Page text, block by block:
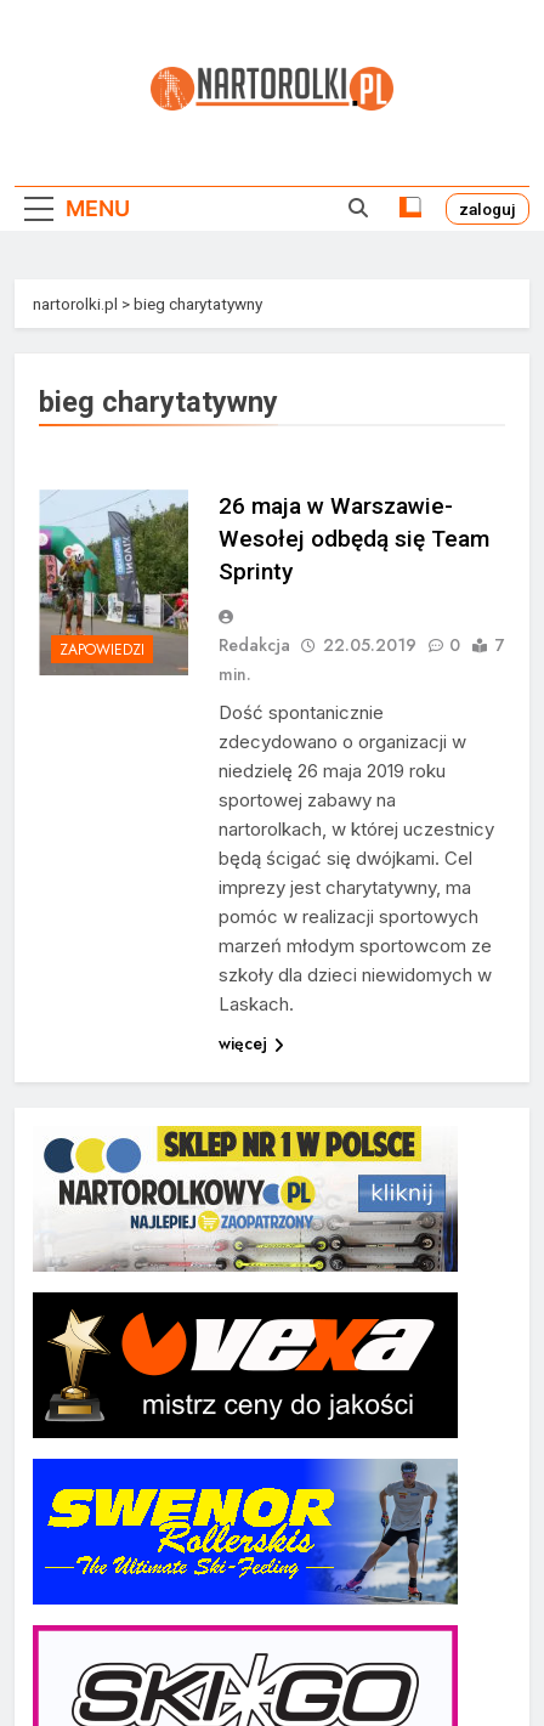
MENU zaloguj
nartorolki.pl >bieg charytatywny
bieg charytatywny
ZAPOWIEDZI
26 maja w Warszawie-
Wesołej odbędą się Team
Sprinty
Redakcja 22.05.2019 0
7
min.
Dość spontanicznie
zdecydowano o organizacji w
niedzielę 26 maja 2019 roku
sportowej zabawy na
nartorolkach, w której uczestnicy
będą ścigać się dwójkami. Cel
imprezy jest charytatywny, ma
pomóc w realizacji sportowych
marzeń młodym sportowcom ze
szkoły dla dzieci niewidomych w
Laskach.
więcej